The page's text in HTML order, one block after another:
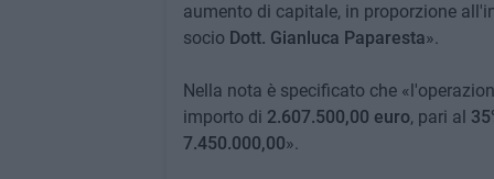
aumento di capitale, in proporzione
socio Dott. Gianluca Paparesta».
Nella nota è specificato che
importo di 2.607.500,00 euro, pari al
7.450.000,00».